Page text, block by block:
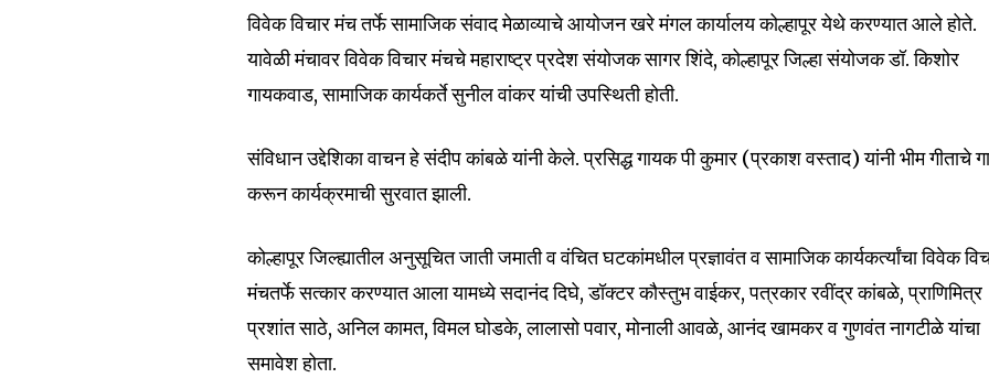
Join our community of
SUBSCRIBERS and be part
of the conversation.
To subscribe, simply enter your email address on our website or click
the subscribe button below. Don't worry, we respect your privacy and
won't spam your inbox. Your information is safe with us.
32,111
विवेक विचार मंच तर्फे सामाजिक संवाद मेळाव्याचे आयोजन खरे मंगल कार्यालय कोल्हापूर येथे करण्यात आले होते.
यावेळी मंचावर विवेक विचार मंचचे महाराष्ट्र प्रदेश संयोजक सागर शिंदे, कोल्हापूर जिल्हा संयोजक डॉ. किशोर
गायकवाड, सामाजिक कार्यकर्ते सुनील वांकर यांची उपस्थिती होती.
संविधान उद्देशिका वाचन हे संदीप कांबळे यांनी केले. प्रसिद्ध गायक पी कुमार (प्रकाश वस्ताद) यांनी भीम गीताचे
करून कार्यक्रमाची सुरवात झाली.
कोल्हापूर जिल्ह्यातील अनुसूचित जाती जमाती व वंचित घटकांमधील प्रज्ञावंत व सामाजिक कार्यकर्त्यांचा विवेक
मंचतर्फे सत्कार करण्यात आला यामध्ये सदानंद दिघे, डॉक्टर कौस्तुभ वाईकर, पत्रकार रवींद्र कांबळे, प्राणिमित्र
प्रशांत साठे, अनिल कामत, विमल घोडके, लालासो पवार, मोनाली आवळे, आनंद खामकर व गुणवंत नागटीळे यांचा
समावेश होता.